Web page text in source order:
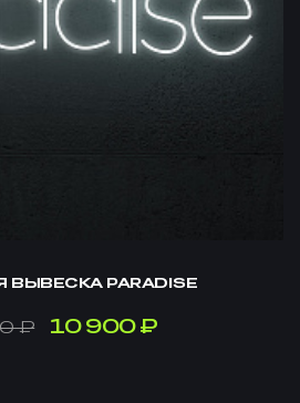
PARADISE
₽ 10 900 ₽